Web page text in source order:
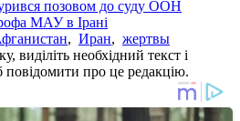
позовом до суду ООН
МАУ в Ірані
, Иран, жертвы
необхідний текст і
повідомити про це редакцію.